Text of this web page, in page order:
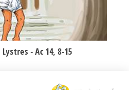
- Ac 14, 8-15